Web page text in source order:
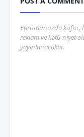
Yorumunuzda küfür,
reklam ve kötü niyet
yayınlanacaktır.